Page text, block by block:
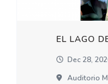
EL LAGO
Dec 28,
Auditorio